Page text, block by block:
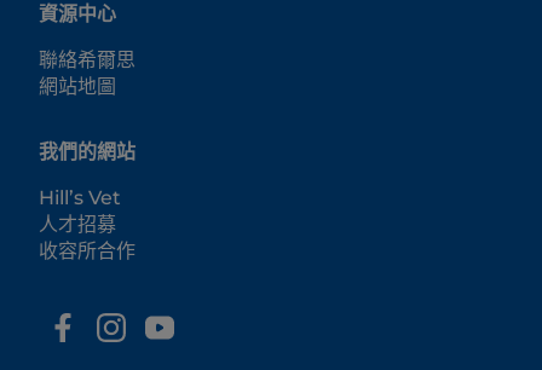
資源中心
聯絡希爾思
網站地圖
我們的網站
Hill’s Vet
人才招募
收容所合作